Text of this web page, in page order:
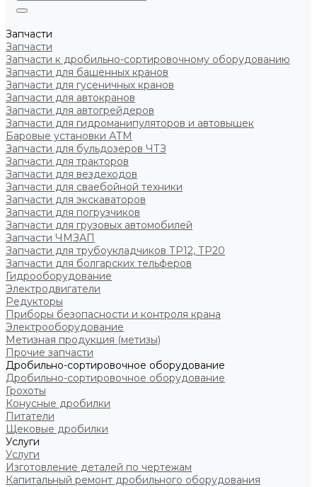
Запчасти
Запчасти
Запчасти к дробильно-сортировочному оборудованию
Запчасти для башенных кранов
Запчасти для гусеничных кранов
Запчасти для автокранов
Запчасти для автогрейдеров
Запчасти для гидроманипуляторов и автовышек
Баровые установки АТМ
Запчасти для бульдозеров ЧТЗ
Запчасти для тракторов
Запчасти для вездеходов
Запчасти для сваебойной техники
Запчасти для экскаваторов
Запчасти для погрузчиков
Запчасти для грузовых автомобилей
Запчасти ЧМЗАП
Запчасти для трубоукладчиков ТР12, ТР20
Запчасти для болгарских тельферов
Гидрооборудование
Электродвигатели
Редукторы
Приборы безопасности и контроля крана
Электрооборудование
Метизная продукция (метизы)
Прочие запчасти
Дробильно-сортировочное оборудование
Дробильно-сортировочное оборудование
Грохоты
Конусные дробилки
Питатели
Щековые дробилки
Услуги
Услуги
Изготовление деталей по чертежам
Капитальный ремонт дробильного оборудования